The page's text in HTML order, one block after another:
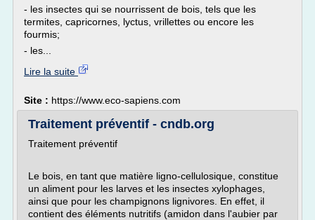
- les insectes qui se nourrissent de bois, tels que les
termites, capricornes, lyctus, vrillettes ou encore les
fourmis;
- les...
Lire la suite
Site : https://www.eco-sapiens.com
Traitement préventif - cndb.org
Traitement préventif
Le bois, en tant que matière ligno-cellulosique, constitue
un aliment pour les larves et les insectes xylophages,
ainsi que pour les champignons lignivores. En effet, il
contient des éléments nutritifs (amidon dans l'aubier par